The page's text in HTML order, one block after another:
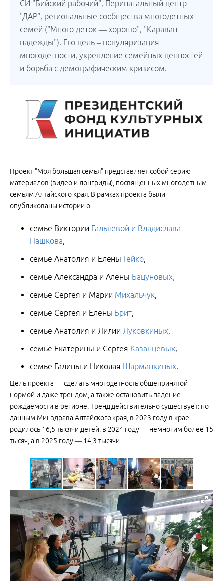
СИ "Бийский рабочий", Перинатальный центр
"ДАР", региональные сообщества многодетных
семей ("Много деток — хорошо", "Караван
надежды"). Его цель – популяризация
многодетности, укрепление семейных ценностей
и борьба с демографическим кризисом.
Проект "Моя большая семья" представляет собой серию
материалов (видео и лонгриды), посвящённых многодетным
семьям Алтайского края. В рамках проекта были
опубликованы истории о:
семье Виктории Гальцевой и Владислава
Пашкова,
семье Анатолия и Елены Гейко,
семье Александра и Алены Бацуновых,
семье Сергея и Марии Михальчук,
семье Сергея и Елены Брит,
семье Анатолия и Лилии Луковкиных,
семье Екатерины и Сергея Казанцевых,
семье Галины и Николая Шарманкиных.
Цель проекта — сделать многодетность общепринятой
нормой и даже трендом, а также остановить падение
рождаемости в регионе. Тренд действительно существует: по
данным Минздрава Алтайского края, в 2023 году в крае
родилось 16,5 тысячи детей, в 2024 году — немногим более 15
тысяч, а в 2025 году — 14,3 тысячи.